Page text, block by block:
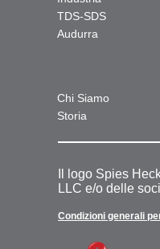
TDS-SDS
Audurra
Chi Siamo
Storia
Il logo Spies
LLC e/o delle
Condizioni generali